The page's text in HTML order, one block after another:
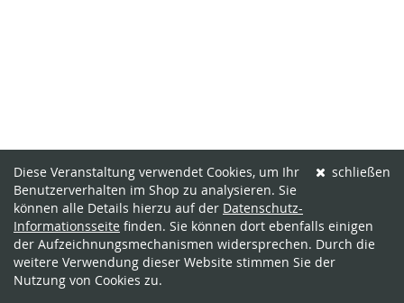
schließen
Diese Veranstaltung verwendet Cookies, um Ihr
Benutzerverhalten im Shop zu analysieren. Sie
können alle Details hierzu auf der Datenschutz-
Informationsseite finden. Sie können dort ebenfalls einigen
der Aufzeichnungsmechanismen widersprechen. Durch die
weitere Verwendung dieser Website stimmen Sie der
Nutzung von Cookies zu.